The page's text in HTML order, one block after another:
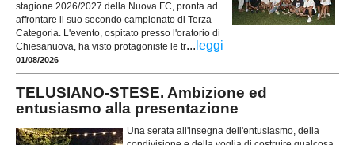
stagione 2026/2027 della Nuova FC, pronta ad
affrontare il suo secondo campionato di Terza
Categoria. L'evento, ospitato presso l'oratorio di
Chiesanuova, ha visto protagoniste le tr... leggi
01/08/2026
TELUSIANO-STESE. Ambizione ed
entusiasmo alla presentazione
Una serata all'insegna dell'entusiasmo, della